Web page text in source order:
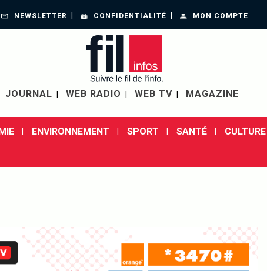
NEWSLETTER CONFIDENTIALITÉ MON COMPTE
JOURNAL WEB RADIO WEB TV MAGAZINE
ENVIRONNEMENT SPORT SANTÉ CULTURE